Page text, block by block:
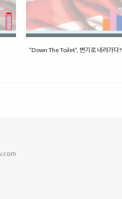
“Down The Toilet”, 변기로 내려가다?